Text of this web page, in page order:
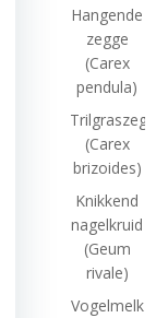
Hangende
zegge
(Carex
pendula)
(Carex
brizoides)
Knikkend
nagelkruid
(Geum
rivale)
Vogelmelk